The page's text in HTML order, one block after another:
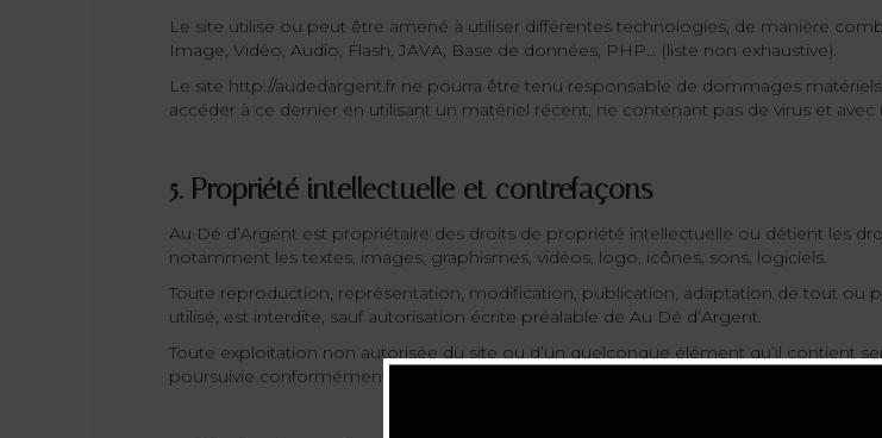
Le site utilise ou peut être amené à utiliser différentes technologies, de manière
Image, Vidéo, Audio, Flash, JAVA, Base de données, PHP… (liste non exhaustive).
Le site http://audedargent.fr ne pourra être tenu responsable de dommages matériels
accéder à ce dernier en utilisant un matériel récent, ne contenant pas de virus et
5. Propriété intellectuelle et contrefaçons
Au Dé d’Argent est propriétaire des droits de propriété intellectuelle ou détient les
notamment les textes, images, graphismes, vidéos, logo, icônes, sons, logiciels.
Toute reproduction, représentation, modification, publication, adaptation de tout ou
utilisé, est interdite, sauf autorisation écrite préalable de Au Dé d’Argent.
Toute exploitation non autorisée du site ou d’un quelconque élément qu’il contient
poursuivie conformément aux dispositions des articles L.335-2 et suivants du Code de